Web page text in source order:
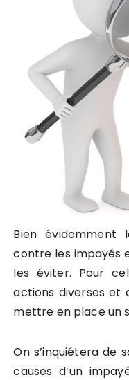
Bien
contre les impayés
les éviter. Pour
actions diverses et
mettre en place un
On s’inquiétera de
causes d’un